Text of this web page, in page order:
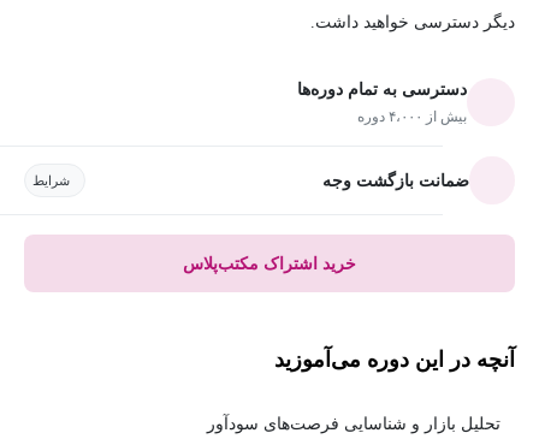
دیگر دسترسی خواهید داشت.
دسترسی به تمام دوره‌ها
بیش از ۴،۰۰۰ دوره
ضمانت بازگشت وجه شرایط
خرید اشتراک مکتب‌پلاس
آنچه در این دوره می‌آموزید
تحلیل بازار و شناسایی فرصت‌های سودآور